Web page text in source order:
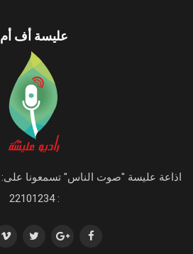
عليسة أف أم
: 22101234